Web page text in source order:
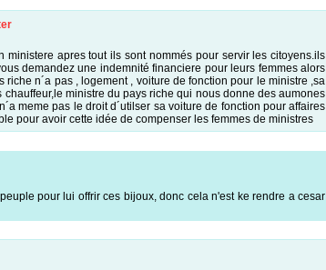
apres tout ils sont nommés pour servir les citoyens.ils
demandez une indemnité financiere pour leurs femmes alors
riche n´a pas , logement , voiture de fonction pour le ministre ,sa
ministre du pays riche qui nous donne des aumones
meme pas le droit d´utilser sa voiture de fonction pour affaires
pour avoir cette idée de compenser les femmes de ministres
pour lui offrir ces bijoux, donc cela n'est ke rendre a cesar